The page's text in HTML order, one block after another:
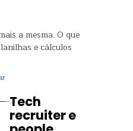
a mesma. O que
e cálculos
Tech
recruiter e